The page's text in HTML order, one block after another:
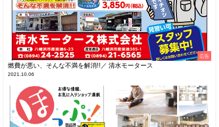
広告
燃費が悪い、そんな不満を解消!!／ 清水モータース
2021.10.06